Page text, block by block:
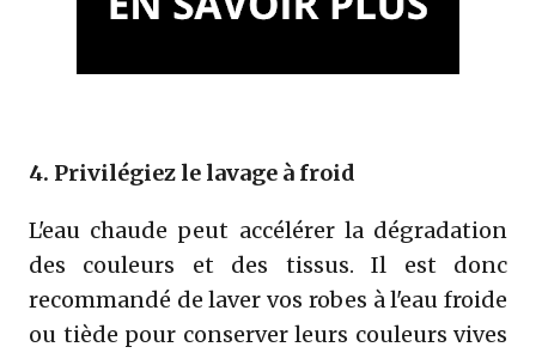
4. Privilégiez le lavage à froid
L'eau chaude peut accélérer la dégradation
des couleurs et des tissus. Il est donc
recommandé de laver vos robes à l'eau froide
ou tiède pour conserver leurs couleurs vives